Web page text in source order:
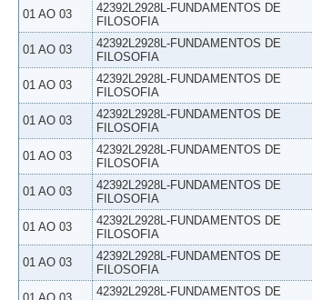
01 AO 03
42392L2928L-FUNDAMENTOS DE
FILOSOFIA
01 AO 03
42392L2928L-FUNDAMENTOS DE
FILOSOFIA
01 AO 03
42392L2928L-FUNDAMENTOS DE
FILOSOFIA
01 AO 03
42392L2928L-FUNDAMENTOS DE
FILOSOFIA
01 AO 03
42392L2928L-FUNDAMENTOS DE
FILOSOFIA
01 AO 03
42392L2928L-FUNDAMENTOS DE
FILOSOFIA
01 AO 03
42392L2928L-FUNDAMENTOS DE
FILOSOFIA
01 AO 03
42392L2928L-FUNDAMENTOS DE
FILOSOFIA
42392L2928L-FUNDAMENTOS DE